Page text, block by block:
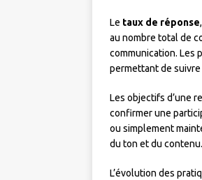
Le taux de réponse
au nombre total de
communication. Les
permettant de
Les objectifs d’une
confirmer une
ou simplement
du ton et du contenu.
L’évolution des